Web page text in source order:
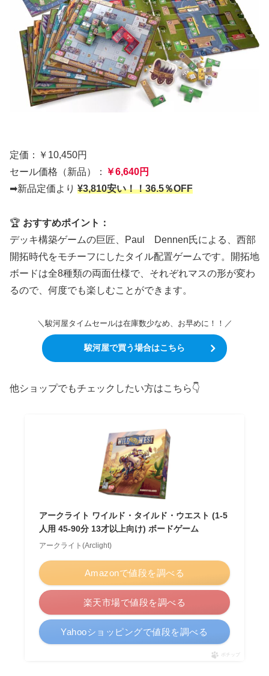
定価：￥10,450円
セール価格（新品）：
￥6,640円
➡新品定価より ¥3,810安い！！36.5％OFF
🏆 おすすめポイント：
デッキ構築ゲームの巨匠、Paul Dennen氏による、西部
開拓時代をモチーフにしたタイル配置ゲームです。開拓地
ボードは全8種類の両面仕様で、それぞれマスの形が変わ
るので、何度でも楽しむことができます。
＼駿河屋タイムセールは在庫数少なめ、お早めに！！／
駿河屋で買う場合はこちら
他ショップでもチェックしたい方はこちら👇
アークライト ワイルド・タイルド・ウエスト (1-5
人用 45-90分 13才以上向け) ボードゲーム
アークライト(Arclight)
Amazonで値段を調べる
楽天市場で値段を調べる
Yahooショッピングで値段を調べる
ポチップ